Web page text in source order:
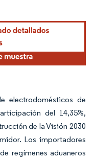
electrodomésticos de
del 14,35%,
de la Visión 2030
Los importadores
regímenes aduaneros